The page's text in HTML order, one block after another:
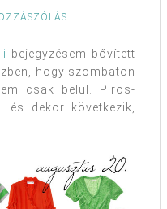
i
bejegyzésem bővített
hogy szombaton
csak belül. Piros-
és dekor következik,